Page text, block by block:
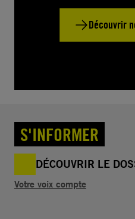
Découvrir
S'INFORMER
DÉCOUVRIR LE
Votre voix compte